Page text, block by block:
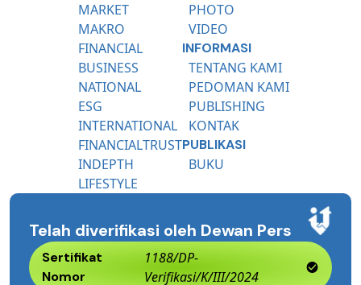
MARKET
MAKRO
FINANCIAL
BUSINESS
NATIONAL
ESG
INTERNATIONAL
FINANCIALTRUST
INDEPTH
LIFESTYLE
PHOTO
VIDEO
INFORMASI
TENTANG KAMI
PEDOMAN KAMI
PUBLISHING
KONTAK
PUBLIKASI
BUKU
Telah diverifikasi oleh Dewan Pers
Sertifikat
Nomor
1188/DP-
Verifikasi/K/III/2024